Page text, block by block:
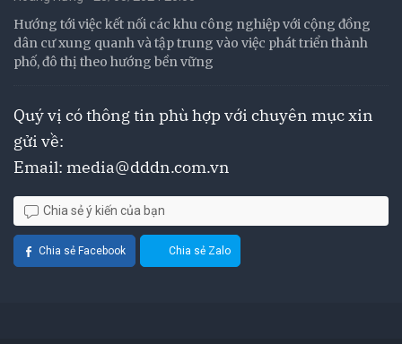
Hướng tới việc kết nối các khu công nghiệp với cộng đồng
dân cư xung quanh và tập trung vào việc phát triển thành
phố, đô thị theo hướng bền vững
Quý vị có thông tin phù hợp với chuyên mục xin
gửi về:
Email: media@dddn.com.vn
Chia sẻ ý kiến của bạn
Chia sẻ Facebook Chia sẻ Zalo